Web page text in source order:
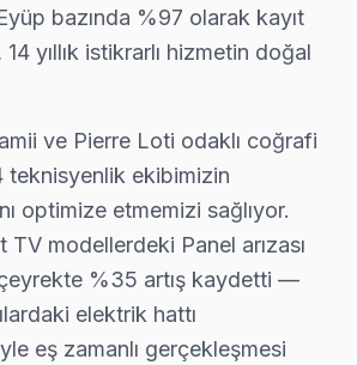
teknisyen Hi-Level akıllı TV
orijinal parça kullanıyoruz. tüm
için osiloskop, ESR ve termal
Sultan Camii, Pierre Loti, Haliç
TV Kurulum ve Duvar Montaj
için Eyüp'da profesyonel
kapsamında:
döner braket montajı ve ayarı
kablo kanalı ile estetik kurulum
bazında %97 olarak kayıt
yıllık istikrarlı hizmetin doğal
ve Pierre Loti odaklı coğrafi
teknisyenlik ekibimizin
optimize etmemizi sağlıyor.
TV modellerdeki Panel arızası
%35 artış kaydetti —
elektrik hattı
eş zamanlı gerçekleşmesi